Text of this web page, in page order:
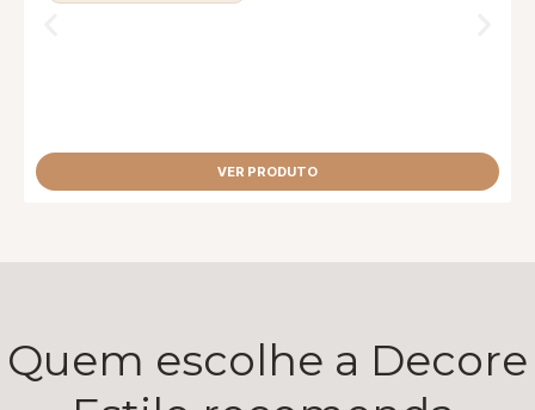
VER PRODUTO
Quem escolhe a Decore